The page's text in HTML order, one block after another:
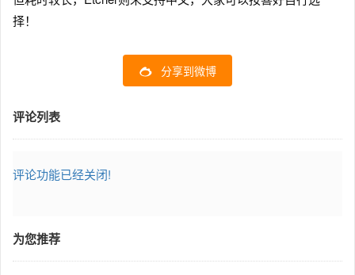
择！
分享到微博
评论列表
评论功能已经关闭!
为您推荐